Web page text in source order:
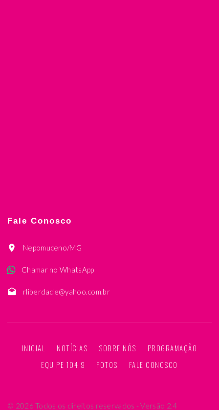
Fale Conosco
Nepomuceno/MG
Chamar no WhatsApp
rliberdade@yahoo.com.br
INICIAL NOTÍCIAS SOBRE NÓS
PROGRAMAÇÃO
EQUIPE 104,9
FOTOS FALE CONOSCO
© 2026 Todos os direitos reservados - Versão 2.4